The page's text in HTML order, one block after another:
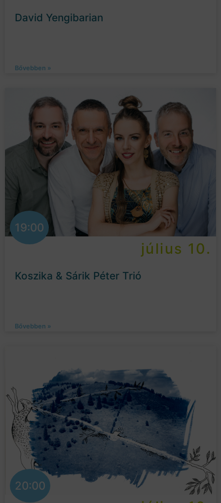
David Yengibarian
Bővebben »
19:00
július 10.
Koszika & Sárik Péter Trió
Bővebben »
20:00